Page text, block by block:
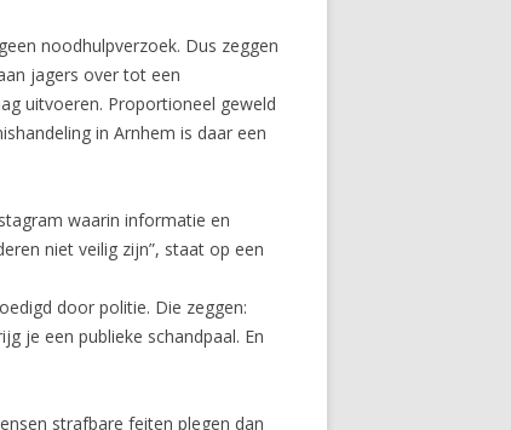
noodhulpverzoek. Dus zeggen
jagers over tot een
uitvoeren. Proportioneel geweld
in Arnhem is daar een
waarin informatie en
niet veilig zijn”, staat op een
door politie. Die zeggen:
je een publieke schandpaal. En
strafbare feiten plegen dan